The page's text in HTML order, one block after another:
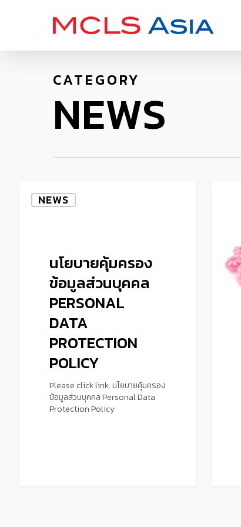
CATEGORY
NEWS
NEWS
นโยบายคุ้มครอง
ข้อมูลส่วนบุคคล
PERSONAL
DATA
PROTECTION
POLICY
Please click link. นโยบายคุ้มครอง
ข้อมูลส่วนบุคคล Personal Data
Protection Policy